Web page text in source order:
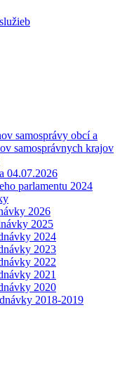
samosprávy obcí a
samosprávnych krajov
04.07.2026
parlamentu 2024
2026
2025
2024
2023
2022
2021
2020
2018-2019